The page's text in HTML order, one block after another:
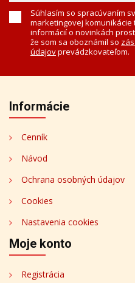
Súhlasím so spracúvaním
marketingovej komunikácie
informácií o novinkách
že som sa oboznámil so
údajovprevádzkovateľom.
Informácie
Cenník
Návod
Ochrana osobných údajov
Cookies
Nastavenia cookies
Moje konto
Registrácia